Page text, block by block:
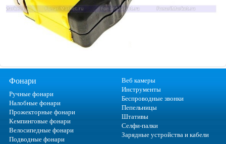
Фонари
Ручные фонари
Налобные фонари
Прожекторные фонари
Кемпинговые фонари
Велосипедные фонари
Подводные фонари
Веб камеры
Инструменты
Беспроводные звонки
Пепельницы
Штативы
Селфи-палки
Зарядные устройства и кабели